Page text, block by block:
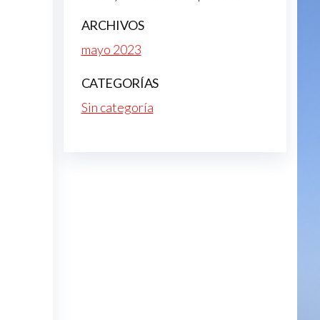
ARCHIVOS
mayo 2023
CATEGORÍAS
Sin categoría